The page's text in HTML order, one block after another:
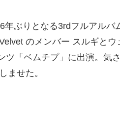
年ぶりとなる3rdフルアル
のメンバー スルギと
ツ「ベムチプ」に出演。気
ませた。